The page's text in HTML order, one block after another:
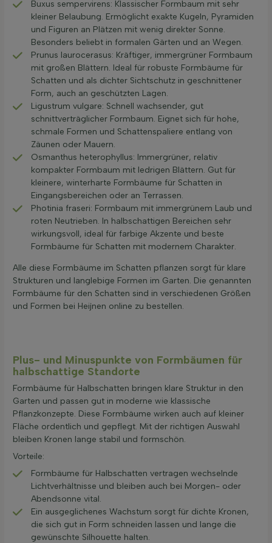
Buxus sempervirens: Klassischer Formbaum mit sehr
kleiner Belaubung. Ermöglicht exakte Kugeln, Pyramiden
und Figuren an Plätzen mit wenig direkter Sonne.
Besonders beliebt in formalen Gärten und an Wegen.
Prunus laurocerasus: Kräftiger, immergrüner Formbaum
mit großen Blättern. Ideal für robuste Formbäume für
Schatten und als dichter Sichtschutz in geschnittener
Form, auch an geschützten Lagen.
Ligustrum vulgare: Schnell wachsender, gut
schnittverträglicher Formbaum. Eignet sich für hohe,
schmale Formen und Schattenspaliere entlang von
Zäunen oder Mauern.
Osmanthus heterophyllus: Immergrüner, relativ
kompakter Formbaum mit ledrigen Blättern. Gut für
kleinere, winterharte Formbäume für Schatten in
Eingangsbereichen oder an Terrassen.
Photinia fraseri: Formbaum mit immergrünem Laub und
roten Neutrieben. In halbschattigen Bereichen sehr
wirkungsvoll, ideal für farbige Akzente und beste
Formbäume für Schatten mit modernem Charakter.
Alle diese Formbäume im Schatten pflanzen sorgt für klare
Strukturen und langlebige Formen im Garten. Die genannten
Formbäume für den Schatten sind in verschiedenen Größen
und Formen bei Heijnen online zu bestellen.
Plus- und Minuspunkte von Formbäumen für
halbschattige Standorte
Formbäume für Halbschatten bringen klare Struktur in den
Garten und passen gut in moderne wie klassische
Pflanzkonzepte. Diese Formbäume wirken auch auf kleiner
Fläche ordentlich und gepflegt. Mit der richtigen Auswahl
bleiben Kronen lange stabil und formschön.
Vorteile:
Formbäume für Halbschatten vertragen wechselnde
Lichtverhältnisse und bleiben auch bei Morgen- oder
Abendsonne vital.
Ein ausgeglichenes Wachstum sorgt für dichte Kronen,
die sich gut in Form schneiden lassen und lange die
gewünschte Silhouette halten.